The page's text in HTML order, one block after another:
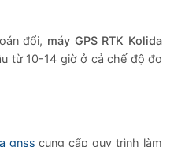
đổi, máy GPS RTK Kolida
từ 10-14 giờ ở cả chế độ đo
gnss cung cấp quy trình làm